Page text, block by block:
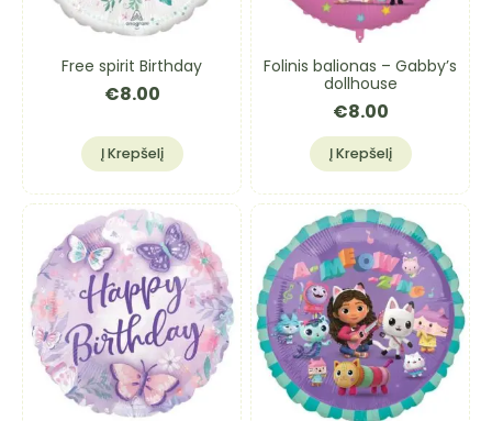
Free spirit Birthday
€8.00
Į Krepšelį
Folinis balionas – Gabby’s
dollhouse
€8.00
Į Krepšelį